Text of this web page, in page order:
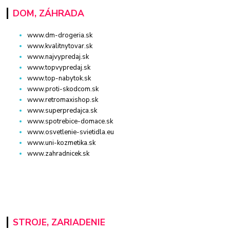
DOM, ZÁHRADA
www.dm-drogeria.sk
www.kvalitnytovar.sk
www.najvypredaj.sk
www.topvypredaj.sk
www.top-nabytok.sk
www.proti-skodcom.sk
www.retromaxishop.sk
www.superpredajca.sk
www.spotrebice-domace.sk
www.osvetlenie-svietidla.eu
www.uni-kozmetika.sk
www.zahradnicek.sk
STROJE, ZARIADENIE